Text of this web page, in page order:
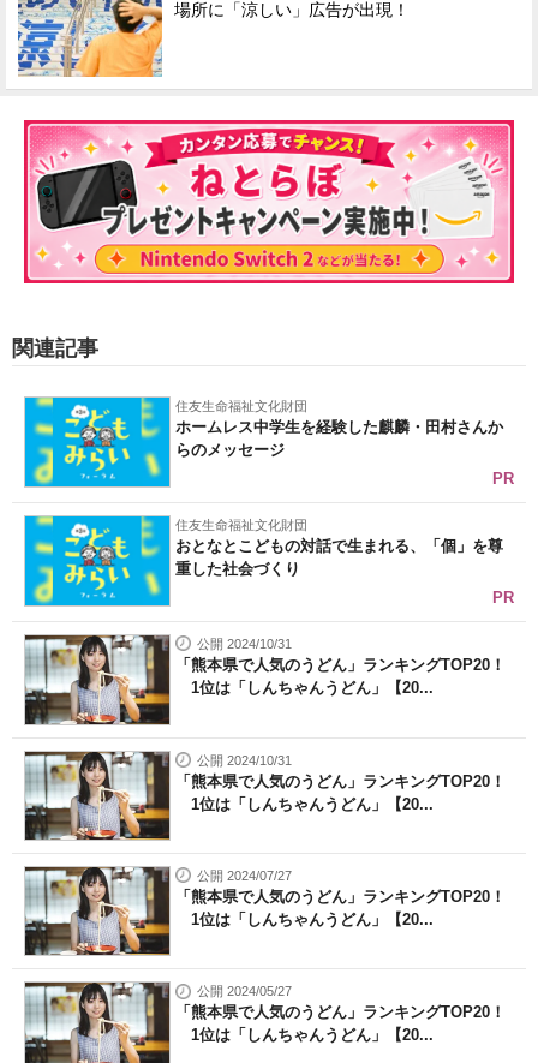
場所に「涼しい」広告が出現！
関連記事
住友生命福祉文化財団
ホームレス中学生を経験した麒麟・田村さんか
らのメッセージ
PR
住友生命福祉文化財団
おとなとこどもの対話で生まれる、「個」を尊
重した社会づくり
PR
公開 2024/10/31
「熊本県で人気のうどん」ランキングTOP20！
1位は「しんちゃんうどん」【20...
公開 2024/10/31
「熊本県で人気のうどん」ランキングTOP20！
1位は「しんちゃんうどん」【20...
公開 2024/07/27
「熊本県で人気のうどん」ランキングTOP20！
1位は「しんちゃんうどん」【20...
公開 2024/05/27
「熊本県で人気のうどん」ランキングTOP20！
1位は「しんちゃんうどん」【20...